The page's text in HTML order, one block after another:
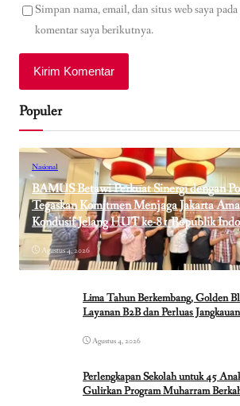
Simpan nama, email, dan situs web saya
komentar saya berikutnya.
Populer
Nasional
BAMUS Betawi Perkuat Sinergi dengan
Tegaskan Komitmen Menjaga Jakarta
Kondusif Jelang HUT ke-81 Republik
Agustus 4, 2026
Lima Tahun Berkembang, Golden
Layanan B2B dan Perluas
Agustus 4, 2026
Perlengkapan Sekolah untuk 45
Gulirkan Program Muharram